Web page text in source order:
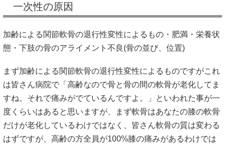
一次性の原因
加齢による関節軟骨の退行性変性によるもの・肥満・栄養状
態・下肢の骨のアライメント不良(骨の並び、位置)
まず加齢による関節軟骨の退行性変性によるものですがこれ
は皆さん病院で「高齢なので骨と骨の間の軟骨が老化してま
すね。それで痛みがでているんですよ。」といわれた事が一
度くらいはあると思いますが、まず軟骨はあなたの膝の軟骨
だけが老化しているわけではなく、皆さん軟骨の質は変わる
はずですが、高齢の方全員が100%膝の痛みがあるわけでは